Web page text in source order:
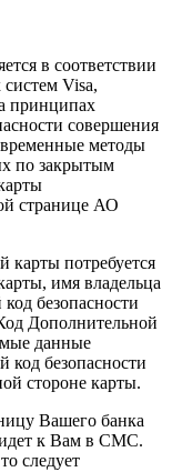
в соответствии
Visa,
принципах
совершения
методы
по закрытым
странице АО
карты потребуется
имя владельца
безопасности
Дополнительной
данные
код безопасности
стороне карты.
Вашего банка
к Вам в СМС.
следует